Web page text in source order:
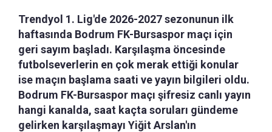
Trendyol 1. Lig'de 2026-2027 sezonunun ilk
haftasında Bodrum FK-Bursaspor maçı için
geri sayım başladı. Karşılaşma öncesinde
futbolseverlerin en çok merak ettiği konular
ise maçın başlama saati ve yayın bilgileri oldu.
Bodrum FK-Bursaspor maçı şifresiz canlı yayın
hangi kanalda, saat kaçta soruları gündeme
gelirken karşılaşmayı Yiğit Arslan'ın